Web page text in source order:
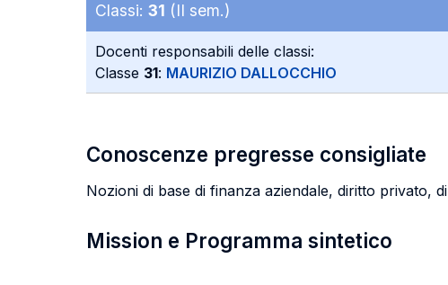
Classi: 31 (II sem.)
Docenti responsabili delle classi:
Classe 31: MAURIZIO DALLOCCHIO
Conoscenze pregresse consigliate
Nozioni di base di finanza aziendale, diritto privato,
Mission e Programma sintetico